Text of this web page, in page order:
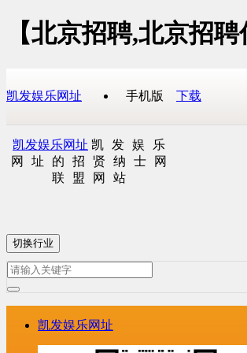
【北京招聘,北京招
凯发娱乐网址 手机版 下载
凯发娱乐网址 凯发娱乐
网址的招贤纳士网
联盟网站
切换行业
凯发娱乐网址